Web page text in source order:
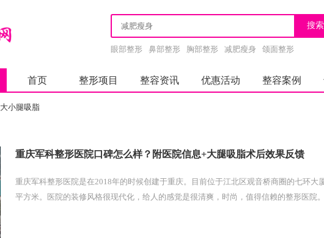
眼部整形 鼻部整形 胸部整形 减肥瘦身 颌面整形
首页 整形项目 整容资讯 优惠活动 整容案例
大小腿吸脂
重庆军科整形医院口碑怎么样？附医院信息+大腿吸脂术后效果反馈
重庆军科整形医院是在2018年的时候创建于重庆。目前位于江北区观音桥商圈的七环大
平方米。医院的装修风格很现代化，给人的感觉是很清爽，时尚，值得信赖的整形医院